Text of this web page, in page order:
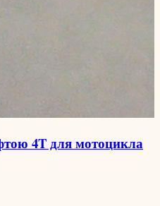
4T для мотоцикла